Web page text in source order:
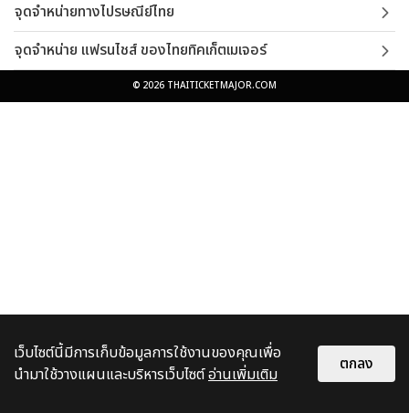
จุดจำหน่ายทางไปรษณีย์ไทย
จุดจำหน่าย แฟรนไชส์ ของไทยทิคเก็ตเมเจอร์
© 2026 THAITICKETMAJOR.COM
เว็บไซต์นี้มีการเก็บข้อมูลการใช้งานของคุณเพื่อ
นำมาใช้วางแผนและบริหารเว็บไซต์อ่านเพิ่มเติม ตกลง